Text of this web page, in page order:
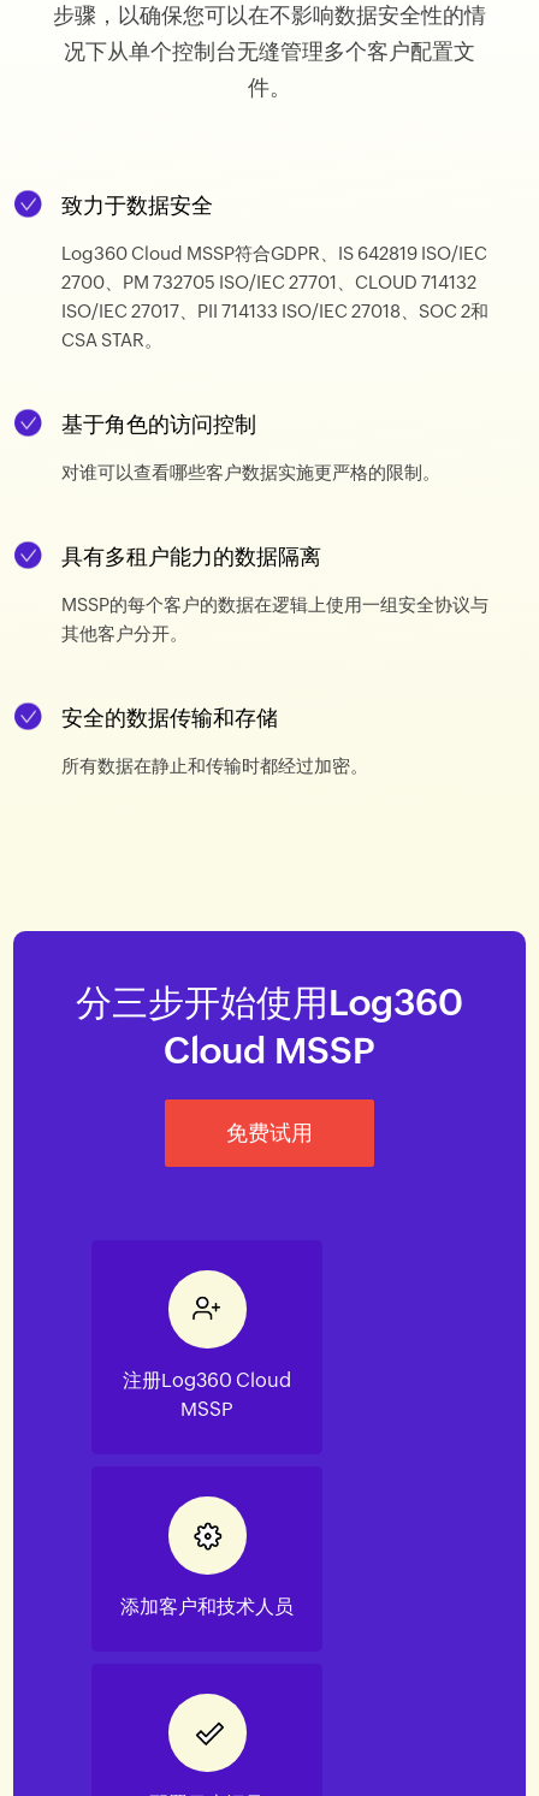
步骤，以确保您可以在不影响数据安全性的情
况下从单个控制台无缝管理多个客户配置文
件。
致力于数据安全
Log360 Cloud MSSP符合GDPR、IS 642819 ISO/IEC
2700、PM 732705 ISO/IEC 27701、CLOUD 714132
ISO/IEC 27017、PII 714133 ISO/IEC 27018、SOC 2和
CSA STAR。
基于角色的访问控制
对谁可以查看哪些客户数据实施更严格的限制。
具有多租户能力的数据隔离
MSSP的每个客户的数据在逻辑上使用一组安全协议与
其他客户分开。
安全的数据传输和存储
所有数据在静止和传输时都经过加密。
分三步开始使用Log360
Cloud MSSP
免费试用
注册Log360 Cloud
MSSP
添加客户和技术人员